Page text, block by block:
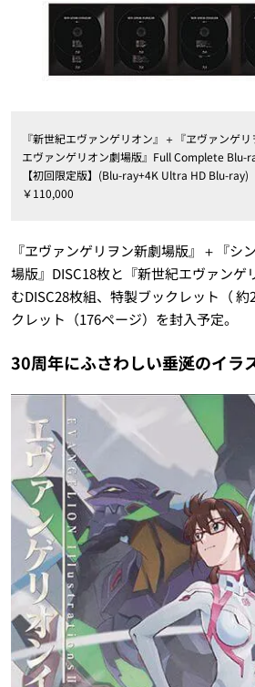
『新世紀エヴァンゲリオン』＋『ヱヴァンゲ
エヴァンゲリオン劇場版』Full Complete Blu-
【初回限定版】(Blu-ray+4K Ultra HD Blu-ray)
￥110,000
『ヱヴァンゲリヲン新劇場版』＋『シ
場版』DISC18枚と『新世紀エヴァンゲ
むDISC28枚組、特製ブックレット（
クレット（176ページ）を封入予定。
30周年にふさわしい垂涎のイラ